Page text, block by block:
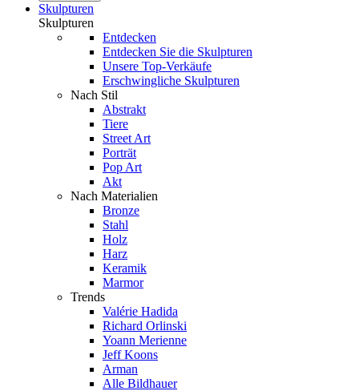
Skulpturen
Skulpturen
Entdecken
Entdecken Sie die Skulpturen
Unsere Top-Verkäufe
Erschwingliche Skulpturen
Nach Stil
Abstrakt
Tiere
Street Art
Porträt
Pop Art
Akt
Nach Materialien
Bronze
Stahl
Holz
Harz
Keramik
Marmor
Trends
Valérie Hadida
Richard Orlinski
Yoann Merienne
Jeff Koons
Arman
Alle Bildhauer